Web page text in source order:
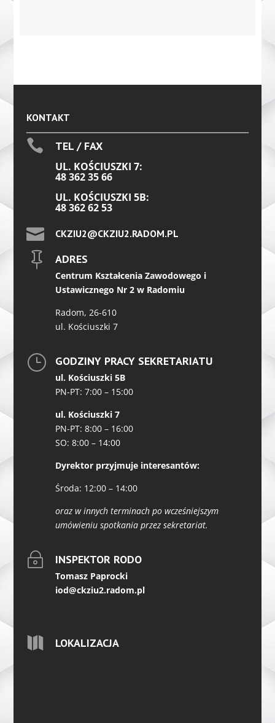
KONTAKT
 TEL / FAX
UL. KOŚCIUSZKI 7:
48 362 35 66
UL. KOŚCIUSZKI 5B:
48 362 62 53
 CKZIU2@CKZIU2.RADOM.PL
 ADRES
Centrum Kształcenia Zawodowego i
Ustawicznego Nr 2 w Radomiu
Radom, 26-610
ul. Kościuszki 7
} GODZINY PRACY SEKRETARIATU
ul. Kościuszki 5B
PN-PT: 7:00 – 15:00
ul. Kościuszki 7
PN-PT: 8:00 – 16:00
SO: 8:00 – 14:00
Dyrektor przyjmuje interesantów:
Środa: 12:00 – 14:00
oraz w innych terminach po wcześniejszym
umówieniu spotkania przez sekretariat.
~ INSPEKTOR RODO
Tomasz Paprocki
iod@ckziu2.radom.pl
 LOKALIZACJA